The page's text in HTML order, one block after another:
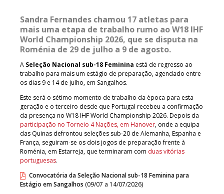
Sandra Fernandes chamou 17 atletas para
mais uma etapa de trabalho rumo ao W18 IHF
World Championship 2026, que se disputa na
Roménia de 29 de julho a 9 de agosto.
A Seleção Nacional sub-18 Feminina está de regresso ao
trabalho para mais um estágio de preparação, agendado entre
os dias 9 e 14 de julho, em Sangalhos.
Este será o sétimo momento de trabalho da época para esta
geração e o terceiro desde que Portugal recebeu a confirmação
da presença no W18 IHF World Championship 2026. Depois da
participação no Torneio 4 Nações, em Hanover, onde a equipa
das Quinas defrontou seleções sub-20 de Alemanha, Espanha e
França, seguiram-se os dois jogos de preparação frente à
Roménia, em Estarreja, que terminaram com duas vitórias
portuguesas.
Convocatória da Seleção Nacional sub-18 Feminina para
Estágio em Sangalhos (09/07 a 14/07/2026)